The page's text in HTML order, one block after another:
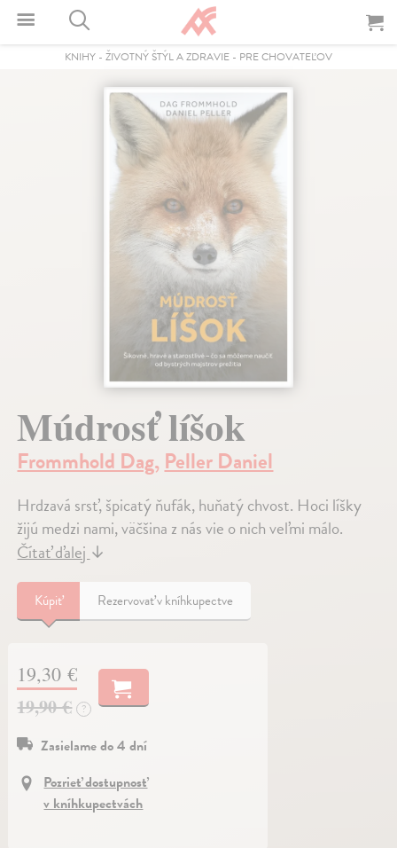
KNIHY - ŽIVOTNÝ ŠTÝL A ZDRAVIE - PRE CHOVATEĽOV
Múdrosť líšok
Frommhold Dag,Peller Daniel
Hrdzavá srsť, špicatý ňufák, huňatý chvost. Hoci líšky
žijú medzi nami, väčšina z nás vie o nich veľmi málo.
Čítať ďalej↓
Kúpiť Rezervovať v kníhkupectve
19,30 €
19,90 €
?
Zasielame do 4 dní
Pozrieť dostupnosť
v kníhkupectvách